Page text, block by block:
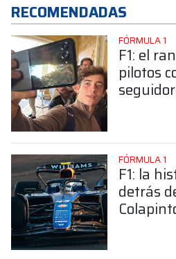
RECOMENDADAS
FÓRMULA 1
F1: el
pilotos
FÓRMULA 1
F1: la
detrás